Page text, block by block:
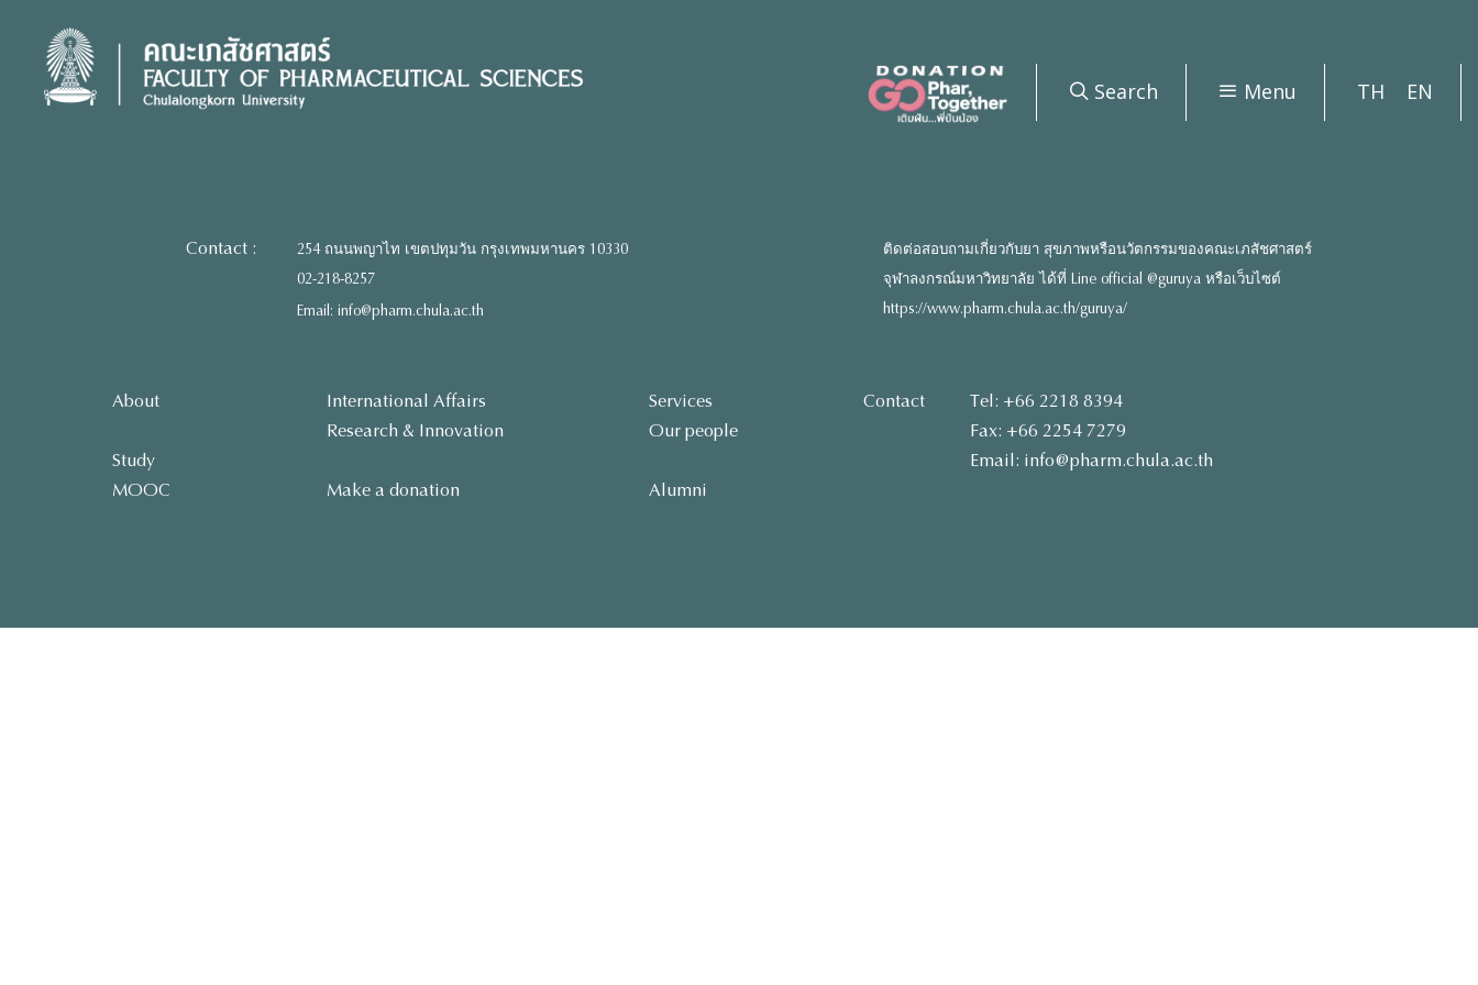
content
Search Menu TH EN
Contact :
254 ถนนพญาไท เขตปทุมวัน กรุงเทพมหานคร 10330
02-218-8257
Email: info@pharm.chula.ac.th
ติดต่อสอบถามเกี่ยวกับยา สุขภาพหรือนวัตกรรมของคณะเภสัชศาสตร์
จุฬาลงกรณ์มหาวิทยาลัย ได้ที่ Line official @guruya หรือเว็บไซต์
https://www.pharm.chula.ac.th/guruya/
About
Study
MOOC
International Affairs
Research & Innovation
Make a donation
Services
Our people
Alumni
Contact
Tel: +66 2218 8394
Fax: +66 2254 7279
Email: info@pharm.chula.ac.th